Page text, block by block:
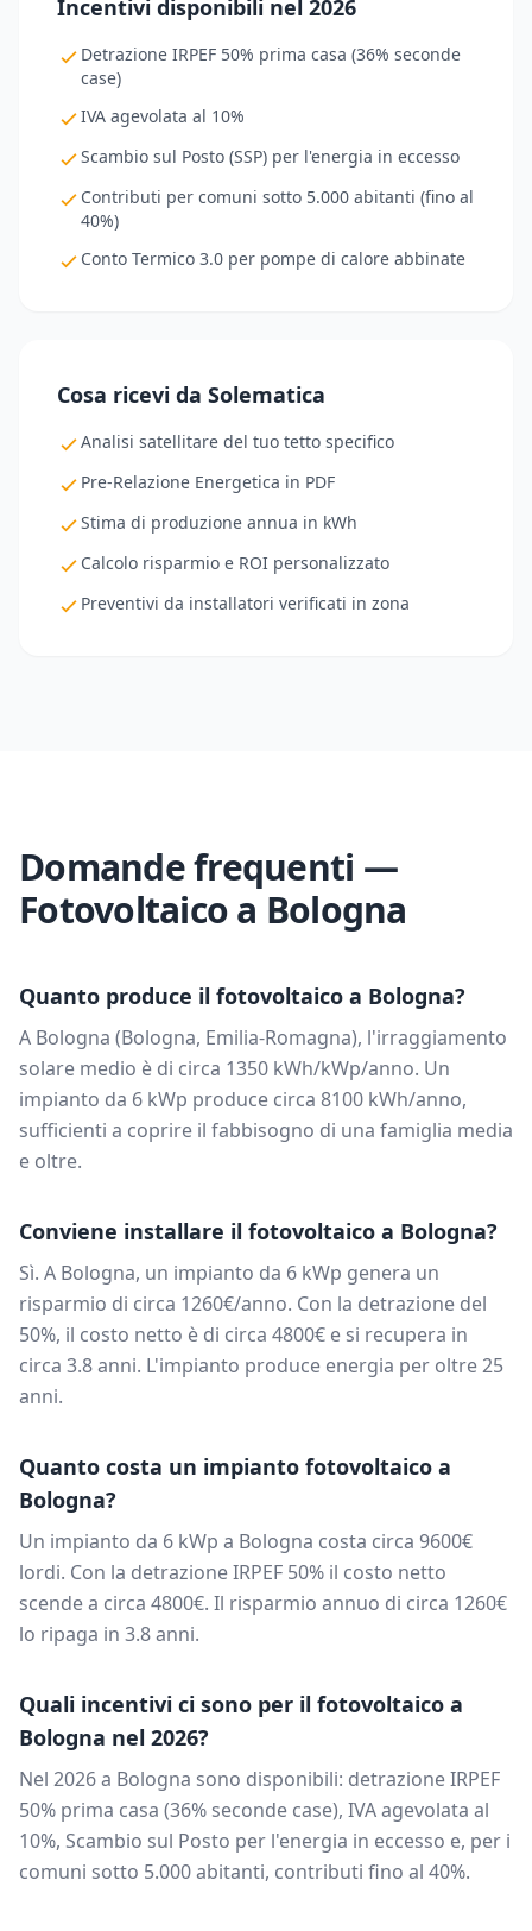
Incentivi disponibili nel 2026
Detrazione IRPEF 50% prima casa (36% seconde
case)
IVA agevolata al 10%
Scambio sul Posto (SSP) per l'energia in eccesso
Contributi per comuni sotto 5.000 abitanti (fino al
40%)
Conto Termico 3.0 per pompe di calore abbinate
Cosa ricevi da Solematica
Analisi satellitare del tuo tetto specifico
Pre-Relazione Energetica in PDF
Stima di produzione annua in kWh
Calcolo risparmio e ROI personalizzato
Preventivi da installatori verificati in zona
Domande frequenti —
Fotovoltaico a Bologna
Quanto produce il fotovoltaico a Bologna?
A Bologna (Bologna, Emilia-Romagna), l'irraggiamento
solare medio è di circa 1350 kWh/kWp/anno. Un
impianto da 6 kWp produce circa 8100 kWh/anno,
sufficienti a coprire il fabbisogno di una famiglia media
e oltre.
Conviene installare il fotovoltaico a Bologna?
Sì. A Bologna, un impianto da 6 kWp genera un
risparmio di circa 1260€/anno. Con la detrazione del
50%, il costo netto è di circa 4800€ e si recupera in
circa 3.8anni. L'impianto produce energia per oltre 25
anni.
Quanto costa un impianto fotovoltaico a
Bologna?
Un impianto da 6 kWp a Bologna costa circa 9600€
lordi. Con la detrazione IRPEF 50% il costo netto
scende a circa 4800€. Il risparmio annuo di circa 1260€
lo ripaga in 3.8anni.
Quali incentivi ci sono per il fotovoltaico a
Bologna nel 2026?
Nel 2026 a Bologna sono disponibili: detrazione IRPEF
50% prima casa (36% seconde case), IVA agevolata al
10%, Scambio sul Posto per l'energia in eccesso e, per i
comuni sotto 5.000 abitanti, contributi fino al 40%.